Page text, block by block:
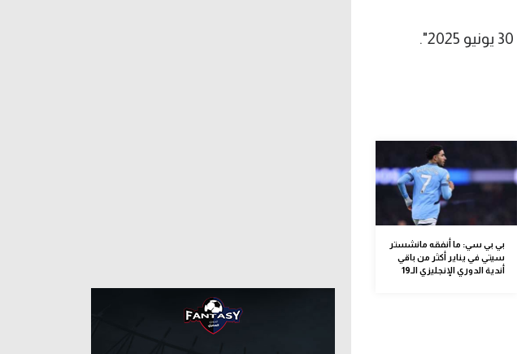
بي بي سي: ما أنفقه مانشستر
سيتي في يناير أكثر من باقي
أندية الدوري الإنجليزي الـ19